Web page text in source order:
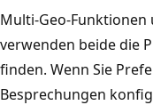
Multi-Geo-Funktionen
verwenden beide die
finden. Wenn Sie
Besprechungen